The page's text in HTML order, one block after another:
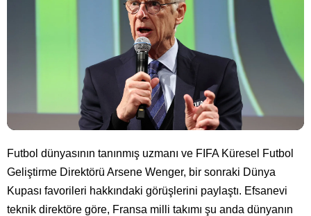
Futbol dünyasının tanınmış uzmanı ve FIFA Küresel Futbol
Geliştirme Direktörü Arsene Wenger, bir sonraki Dünya
Kupası favorileri hakkındaki görüşlerini paylaştı. Efsanevi
teknik direktöre göre, Fransa milli takımı şu anda dünyanın